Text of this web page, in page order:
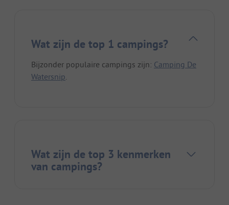
Wat zijn de top 1 campings?
Bijzonder populaire campings zijn: Camping De
Watersnip
Wat zijn de top 3 kenmerken
van campings?